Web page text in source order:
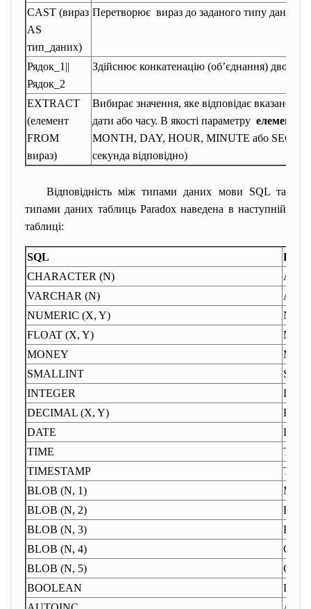
CAST (вираз
AS
тип_даних)
Перетворює вираз до заданого типу даних
Рядок_1||
Рядок_2
Здійснює конкатенацію (об’єднання) двох
EXTRACT
(елемент
FROM
вираз)
Вибирає значення, яке відповідає вказаному
дати або часу. В якості параметру елемент
MONTH, DAY, HOUR, MINUTE або
секунда відповідно)
Відповідність між типами даних мови SQL та
типами даних таблиць Paradox наведена в наступній
таблиці:
SQL
CHARACTER (N)
Alpha
VARCHAR (N)
Alpha
NUMERIC (X, Y)
FLOAT (X, Y)
MONEY
SMALLINT
Short
INTEGER
Long
DECIMAL (X, Y)
BCD
DATE
Date
TIME
Time
TIMESTAMP
BLOB (N, 1)
Memo
BLOB (N, 2)
BLOB (N, 3)
BLOB (N, 4)
OLE
BLOB (N, 5)
BOOLEAN